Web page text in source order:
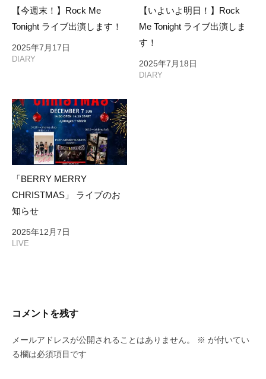
【今週末！】Rock Me
Tonight ライブ出演します！
2025年7月17日
DIARY
【いよいよ明日！】Rock
Me Tonight ライブ出演しま
す！
2025年7月18日
DIARY
「BERRY MERRY
CHRISTMAS」 ライブのお
知らせ
2025年12月7日
LIVE
コメントを残す
メールアドレスが公開されることはありません。 ※ が付いてい
る欄は必須項目です